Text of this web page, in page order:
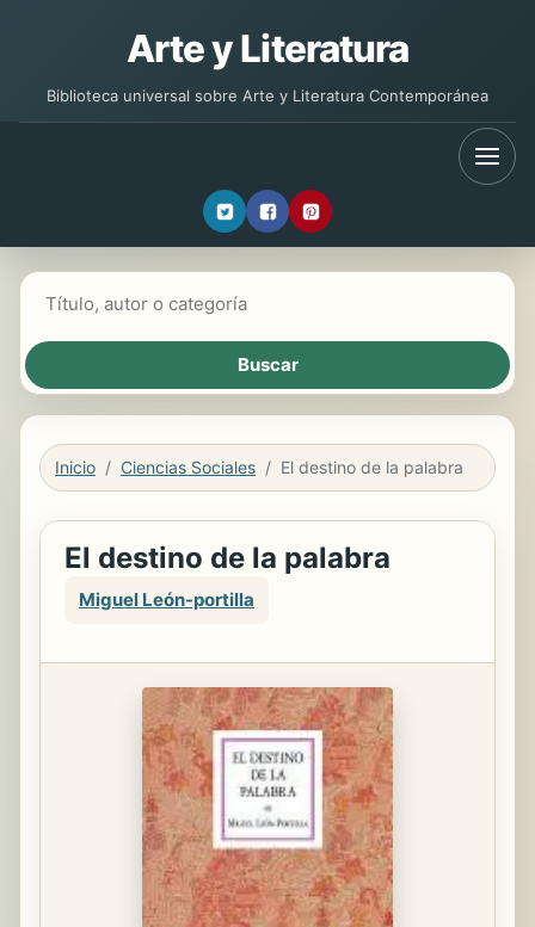
Arte y Literatura
Biblioteca universal sobre Arte y Literatura Contemporánea
Inicio Ciencias Sociales El destino de la palabra
El destino de la palabra
Miguel León-portilla